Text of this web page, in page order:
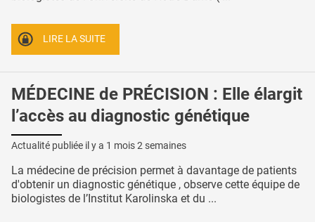
LIRE LA SUITE
MÉDECINE de PRÉCISION : Elle élargit
l’accès au diagnostic génétique
Actualité publiée il y a 1 mois 2 semaines
La médecine de précision permet à davantage de patients
d'obtenir un diagnostic génétique , observe cette équipe de
biologistes de l’Institut Karolinska et du ...